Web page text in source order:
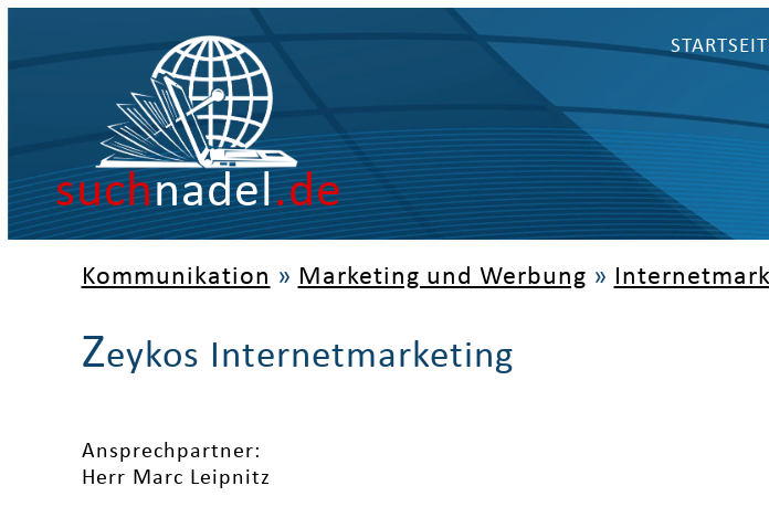
suchnadel.de
Kommunikation » Marketing und Werbung »
Zeykos Internetmarketing
Ansprechpartner:
Herr Marc Leipnitz